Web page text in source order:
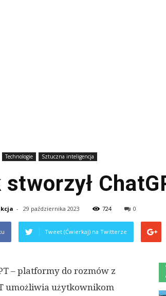
Technologie Sztuczna inteligencja
- 29 października 2023 724 0
Tweet (Ćwierkaj) na Twitterze
– platformy do rozmów z
umożliwia użytkownikom